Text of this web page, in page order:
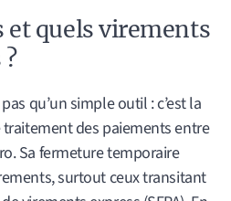
et quels virements
qu’un simple outil : c’est la
des paiements entre
Sa fermeture temporaire
surtout ceux transitant